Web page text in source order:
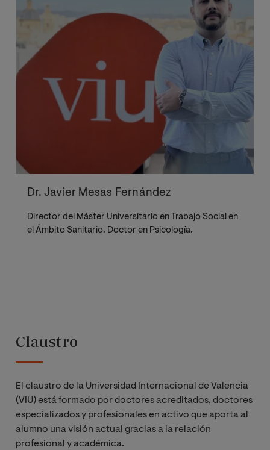
Dr. Javier Mesas Fernández
Director del Máster Universitario en Trabajo Social en
el Ámbito Sanitario. Doctor en Psicología.
Claustro
El claustro de la Universidad Internacional de Valencia
(VIU) está formado por doctores acreditados, doctores
especializados y profesionales en activo que aporta al
alumno una visión actual gracias a la relación
profesional y académica.